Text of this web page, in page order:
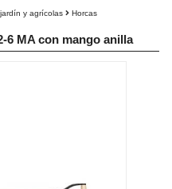
y agrícolas Horcas
6 MA con mango anilla